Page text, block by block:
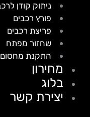
ניתוק קודן לרכב
פורץ רכבים
פריצת רכבים
שחזור מפתח
התקנת מחסום חניה
מחירון
בלוג
יצירת קשר